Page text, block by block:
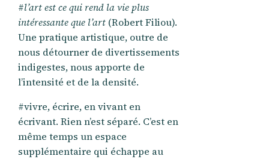
#l’art est ce qui rend la vie plus
intéressante que l’art (Robert Filiou).
Une pratique artistique, outre de
nous détourner de divertissements
indigestes, nous apporte de
l’intensité et de la densité.
#vivre, écrire, en vivant en
écrivant. Rien n’est séparé. C’est en
même temps un espace
supplémentaire qui échappe au